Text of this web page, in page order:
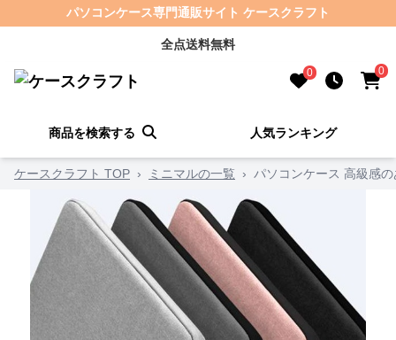
パソコンケース専門通販サイト ケースクラフト
全点送料無料
0 0
商品を検索する 人気ランキング
ケースクラフト TOP › ミニマルの一覧 › パソコンケース 高級感